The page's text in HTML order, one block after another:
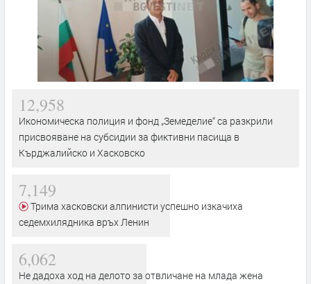
12,958
Икономическа полиция и фонд „Земеделие“ са разкрили
присвояване на субсидии за фиктивни пасища в
Кърджалийско и Хасковско
7,149
седемхилядника връх Ленин
6,062
Не дадоха ход на делото за отвличане на млада жена